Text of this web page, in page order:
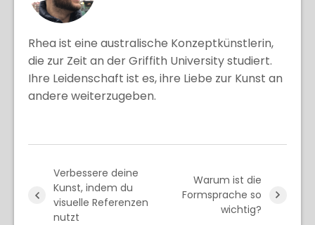
Rhea ist eine australische Konzeptkünstlerin,
die zur Zeit an der Griffith University studiert.
Ihre Leidenschaft ist es, ihre Liebe zur Kunst an
andere weiterzugeben.
Verbessere deine
Kunst, indem du
visuelle Referenzen
nutzt
Warum ist die
Formsprache so
wichtig?